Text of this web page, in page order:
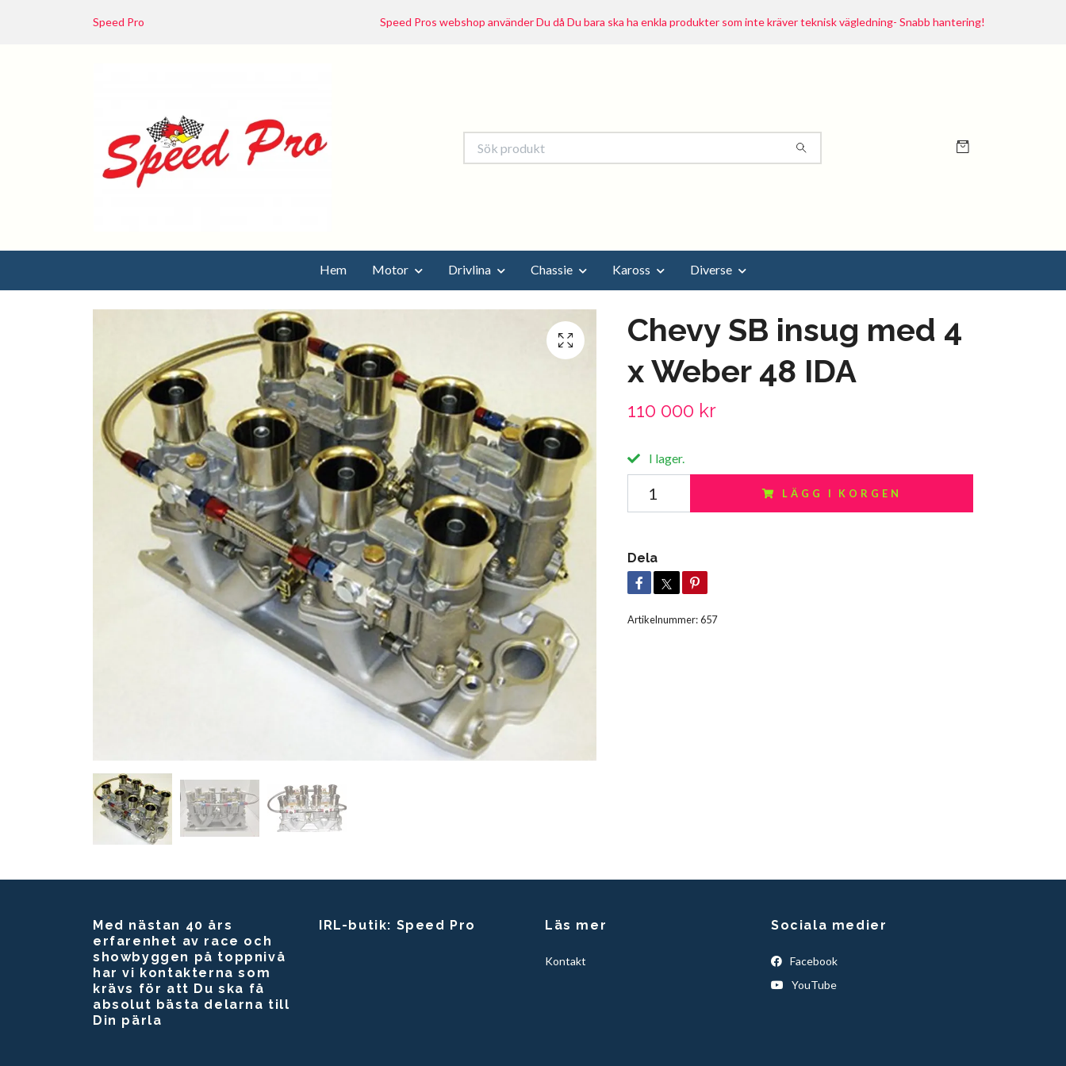
Speed Pro Speed Pros webshop använder Du då Du bara ska ha enkla produkter som inte kräver teknisk vägledning- Snabb hantering!
Hem Motor Drivlina Chassie Kaross Diverse
Chevy SB insug med 4
x Weber 48 IDA
110 000 kr
I lager.
LÄGG I KORGEN
Dela
Artikelnummer:657
Med nästan 40 års
erfarenhet av race och
showbyggen på toppnivå
har vi kontakterna som
krävs för att Du ska få
absolut bästa delarna till
Din pärla
IRL-butik: Speed Pro Läs mer
Kontakt
Sociala medier
Facebook
YouTube